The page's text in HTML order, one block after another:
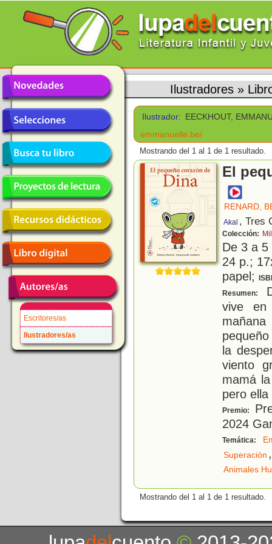
Escritores/as
Ilustradores/as
Ilustradores »
Ilustrador: EECKHOUT,
emmanuelle.be/
Mostrando del 1 al 1 de 1 resultado.
El
RENARD,
Akal , Tres
Colección:
De 3 a
24 p.;
papel;
Resumen:
vive en
la
viento
mamá
pero ella
Premio:
2024
Temática:
Superación ,
Animales
Mostrando del 1 al 1 de 1 resultado.